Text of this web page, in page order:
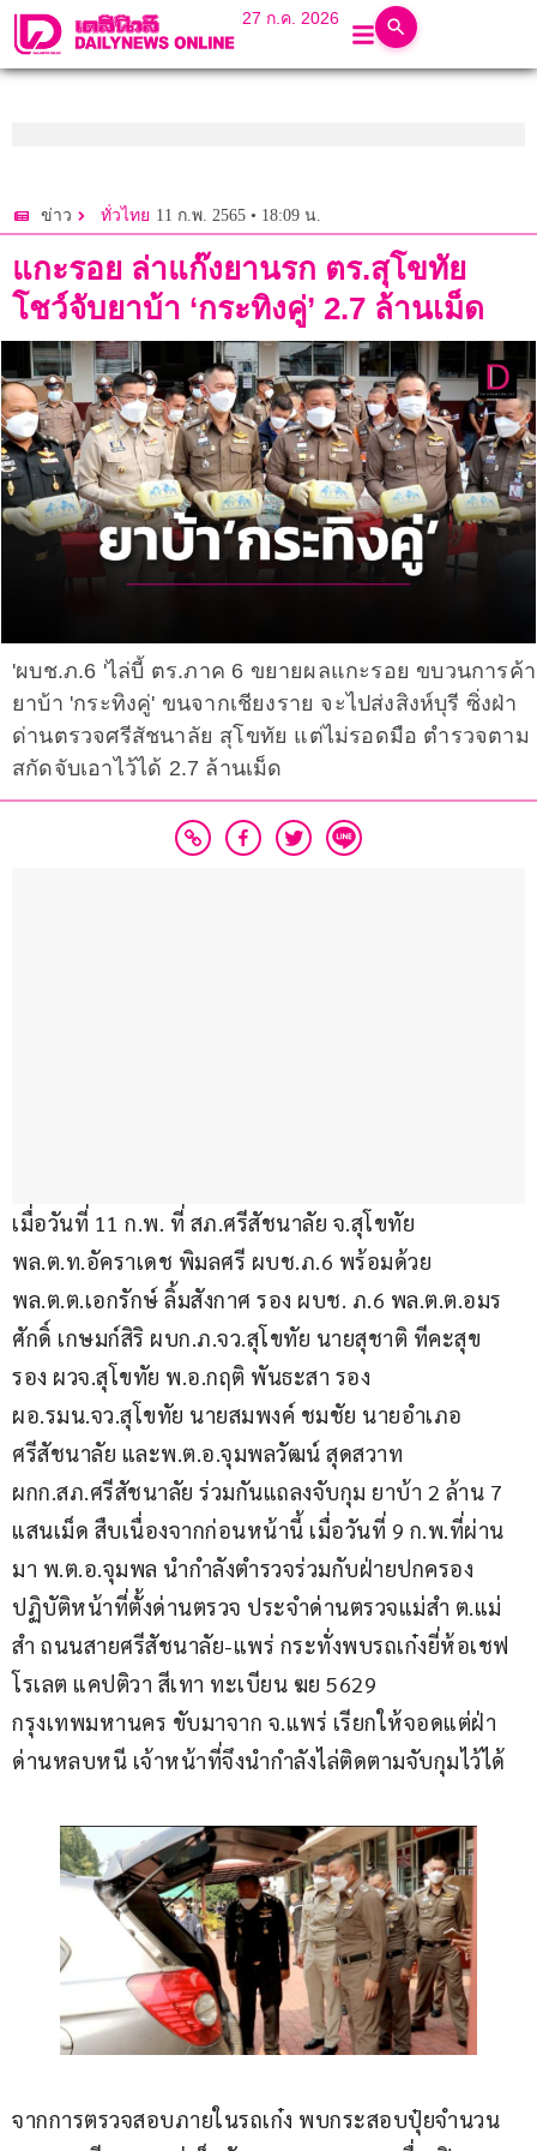
27 ก.ค. 2026
ข่าว ทั่วไทย 11 ก.พ. 2565 • 18:09 น.
แกะรอย ล่าแก๊งยานรก ตร.สุโขทัย
โชว์จับยาบ้า ‘กระทิงคู่’ 2.7 ล้านเม็ด
'ผบช.ภ.6 'ไล่บี้ ตร.ภาค 6 ขยายผลแกะรอย ขบวนการค้า
ยาบ้า 'กระทิงคู่' ขนจากเชียงราย จะไปส่งสิงห์บุรี ซิ่งฝ่า
ด่านตรวจศรีสัชนาลัย สุโขทัย แต่ไม่รอดมือ ตำรวจตาม
สกัดจับเอาไว้ได้ 2.7 ล้านเม็ด
เมื่อวันที่ 11 ก.พ. ที่ สภ.ศรีสัชนาลัย จ.สุโขทัย
พล.ต.ท.อัคราเดช พิมลศรี ผบช.ภ.6 พร้อมด้วย
พล.ต.ต.เอกรักษ์ ลิ้มสังกาศ รอง ผบช. ภ.6 พล.ต.ต.อมร
ศักดิ์ เกษมก์สิริ ผบก.ภ.จว.สุโขทัย นายสุชาติ ทีคะสุข
รอง ผวจ.สุโขทัย พ.อ.กฤติ พันธะสา รอง
ผอ.รมน.จว.สุโขทัย นายสมพงค์ ชมชัย นายอำเภอ
ศรีสัชนาลัย และพ.ต.อ.จุมพลวัฒน์ สุดสวาท
ผกก.สภ.ศรีสัชนาลัย ร่วมกันแถลงจับกุม ยาบ้า 2 ล้าน 7
แสนเม็ด สืบเนื่องจากก่อนหน้านี้ เมื่อวันที่ 9 ก.พ.ที่ผ่าน
มา พ.ต.อ.จุมพล นำกำลังตำรวจร่วมกับฝ่ายปกครอง
ปฏิบัติหน้าที่ตั้งด่านตรวจ ประจำด่านตรวจแม่สำ ต.แม่
สำ ถนนสายศรีสัชนาลัย-แพร่ กระทั่งพบรถเก๋งยี่ห้อเชฟ
โรเลต แคปติวา สีเทา ทะเบียน ฆย 5629
กรุงเทพมหานคร ขับมาจาก จ.แพร่ เรียกให้จอดแต่ฝ่า
ด่านหลบหนี เจ้าหน้าที่จึงนำกำลังไล่ติดตามจับกุมไว้ได้
จากการตรวจสอบภายในรถเก๋ง พบกระสอบปุ๋ยจำนวน